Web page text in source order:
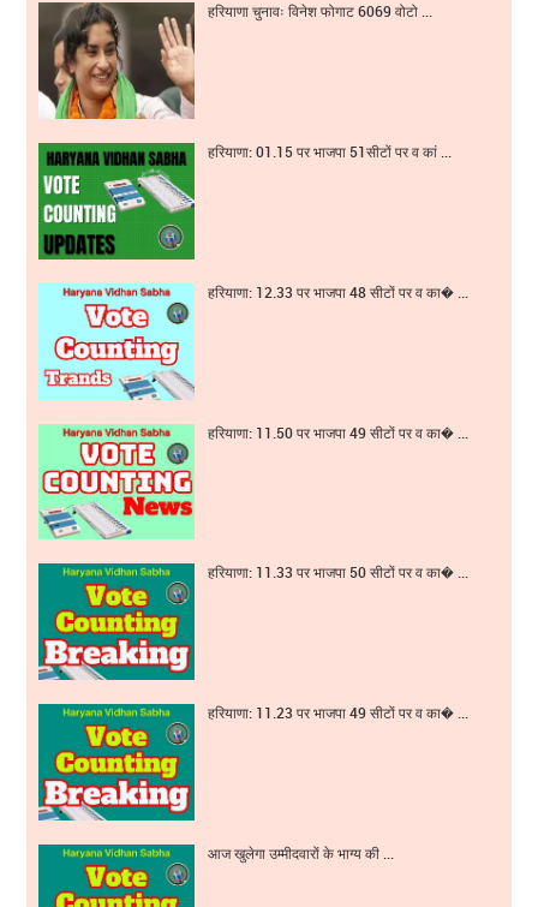
हरियाणा चुनावः विनेश फोगाट 6069 वोटो ...
हरियाणा: 01.15 पर भाजपा 51सीटों पर व कां ...
हरियाणा: 12.33 पर भाजपा 48 सीटों पर व का� ...
हरियाणा: 11.50 पर भाजपा 49 सीटों पर व का� ...
हरियाणा: 11.33 पर भाजपा 50 सीटों पर व का� ...
हरियाणा: 11.23 पर भाजपा 49 सीटों पर व का� ...
आज खुलेगा उम्मीदवारों के भाग्य की ...